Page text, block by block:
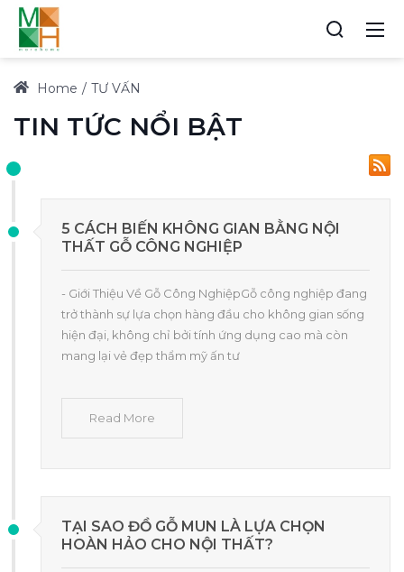
Home TƯ VẤN
TIN TỨC NỔI BẬT
5 CÁCH BIẾN KHÔNG GIAN BẰNG NỘI
THẤT GỖ CÔNG NGHIỆP
- Giới Thiệu Về Gỗ Công NghiệpGỗ công nghiệp đang
trở thành sự lựa chọn hàng đầu cho không gian sống
hiện đại, không chỉ bởi tính ứng dụng cao mà còn
mang lại vẻ đẹp thẩm mỹ ấn tư
Read More
TẠI SAO ĐỒ GỖ MUN LÀ LỰA CHỌN
HOÀN HẢO CHO NỘI THẤT?